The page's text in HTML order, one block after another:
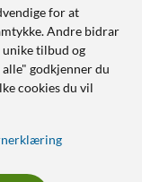
for at
Andre bidrar
unike tilbud og
godkjenner du
cookies du vil